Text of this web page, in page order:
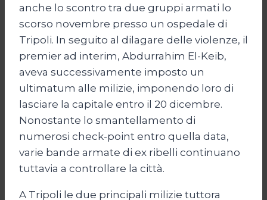
anche lo scontro tra due gruppi armati lo
scorso novembre presso un ospedale di
Tripoli. In seguito al dilagare delle violenze, il
premier ad interim, Abdurrahim El-Keib,
aveva successivamente imposto un
ultimatum alle milizie, imponendo loro di
lasciare la capitale entro il 20 dicembre.
Nonostante lo smantellamento di
numerosi check-point entro quella data,
varie bande armate di ex ribelli continuano
tuttavia a controllare la città.
A Tripoli le due principali milizie tuttora